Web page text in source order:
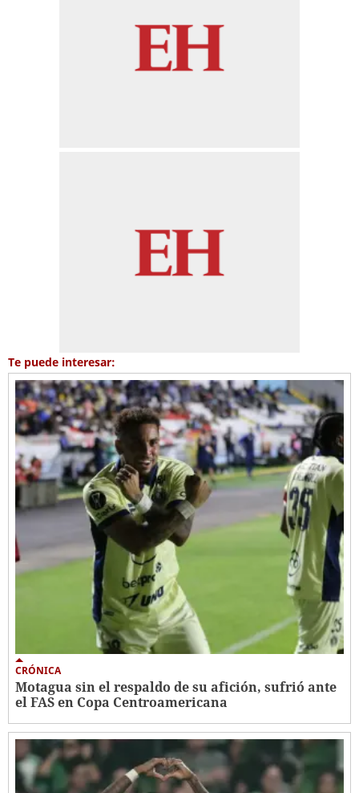
Te puede interesar:
CRÓNICA
Motagua sin el respaldo de su afición, sufrió ante
el FAS en Copa Centroamericana